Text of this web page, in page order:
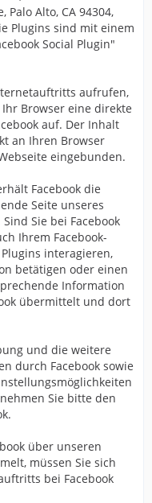
Palo Alto, CA 94304,
Plugins sind mit einem
Social Plugin"
aufrufen,
Browser eine direkte
auf. Der Inhalt
an Ihren Browser
eingebunden.
Facebook die
Seite unseres
Sie bei Facebook
Ihrem Facebook-
interagieren,
betätigen oder einen
Information
übermittelt und dort
und die weitere
durch Facebook sowie
Sie bitte den
über unseren
müssen Sie sich
bei Facebook